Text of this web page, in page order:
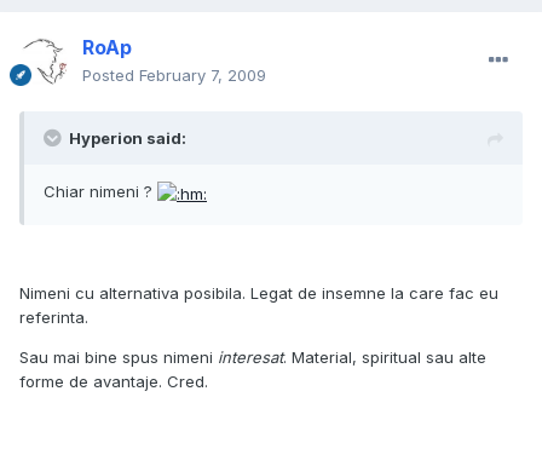
RoAp
Posted February 7, 2009
Hyperion said:
Chiar nimeni ?
Nimeni cu alternativa posibila. Legat de insemne la care fac eu
referinta.
Sau mai bine spus nimeni interesat. Material, spiritual sau alte
forme de avantaje. Cred.